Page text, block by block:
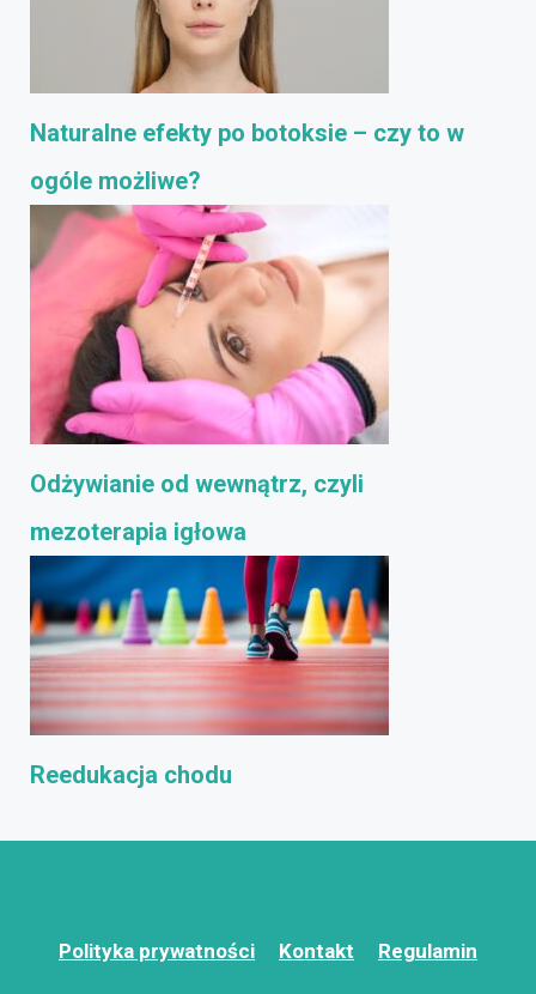
Naturalne efekty po botoksie – czy to w
ogóle możliwe?
Odżywianie od wewnątrz, czyli
mezoterapia igłowa
Reedukacja chodu
Polityka prywatności Kontakt Regulamin